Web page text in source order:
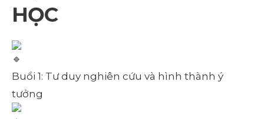
HỌC
Buổi 1: Tư duy nghiên cứu và hình thành ý
tưởng